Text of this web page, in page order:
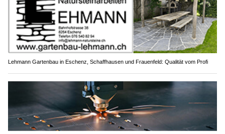
Lehmann Gartenbau in Eschenz, Schaffhausen und Frauenfeld: Qualität vom Profi